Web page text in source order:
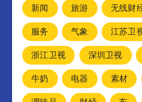
新闻
旅游 无线财
服务
气象 江苏卫
浙江卫视
深圳卫视
牛奶
电器 素材